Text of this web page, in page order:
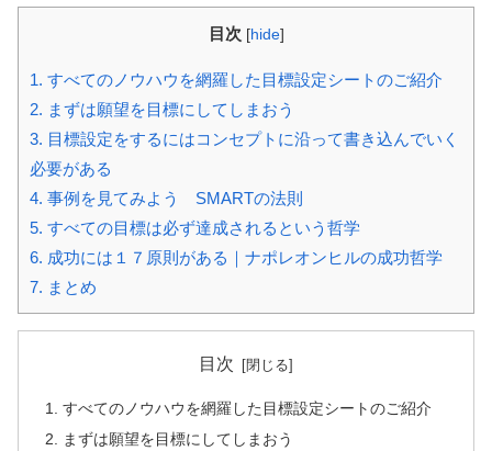
目次 [hide]
1. すべてのノウハウを網羅した目標設定シートのご紹介
2. まずは願望を目標にしてしまおう
3. 目標設定をするにはコンセプトに沿って書き込んでいく
必要がある
4. 事例を見てみよう SMARTの法則
5. すべての目標は必ず達成されるという哲学
6. 成功には１７原則がある｜ナポレオンヒルの成功哲学
7. まとめ
目次
すべてのノウハウを網羅した目標設定シートのご紹介
まずは願望を目標にしてしまおう